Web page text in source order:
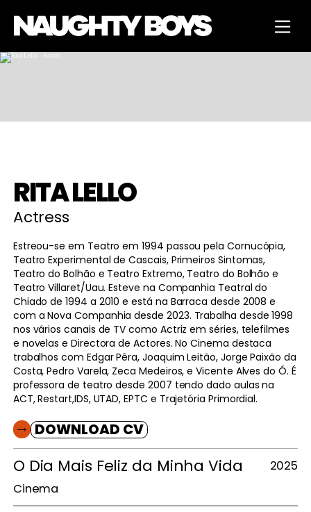
RITALELLO
Actress
Estreou-se em Teatro em 1994 passou pela Cornucópia,
Teatro Experimental de Cascais, Primeiros Sintomas,
Teatro do Bolhão e Teatro Extremo, Teatro do Bolhão e
Teatro Villaret/Uau. Esteve na Companhia Teatral do
Chiado de 1994 a 2010 e está na Barraca desde 2008 e
com a Nova Companhia desde 2023. Trabalha desde 1998
nos vários canais de TV como Actriz em séries, telefilmes
e novelas e Directora de Actores. No Cinema destaca
trabalhos com Edgar Pêra, Joaquim Leitão, Jorge Paixão da
Costa, Pedro Varela, Zeca Medeiros, e Vicente Alves do Ó. É
professora de teatro desde 2007 tendo dado aulas na
ACT, Restart,IDS, UTAD, EPTC e Trajetória Primordial.
DOWNLOAD CV
O Dia Mais Feliz da Minha Vida
2025
Cinema